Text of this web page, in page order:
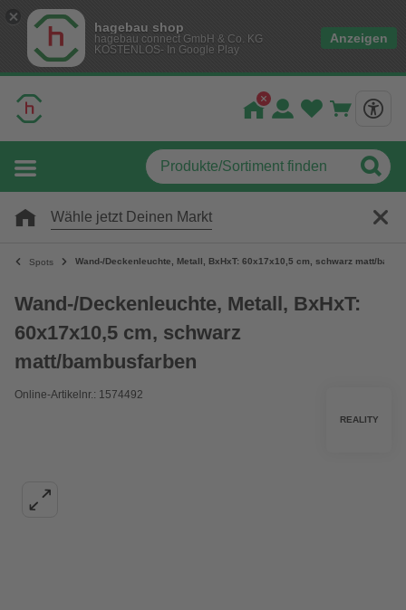
hagebau shop
hagebau connect GmbH & Co. KG
KOSTENLOS- In Google Play
Anzeigen
Wähle jetzt Deinen Markt
Spots Wand-/Deckenleuchte, Metall, BxHxT: 60x17x10,5 cm, schwarz matt/
Wand-/Deckenleuchte, Metall, BxHxT:
60x17x10,5 cm, schwarz
matt/bambusfarben
Online-Artikelnr.: 1574492
REALITY